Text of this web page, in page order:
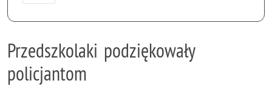
Przedszkolaki podziękowały
policjantom